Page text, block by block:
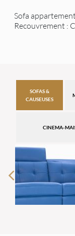
Sofa
Recouvrement :
SOFAS &
CAUSEUSES
CINEMA-